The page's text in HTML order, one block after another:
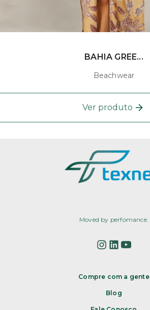
BAHIA GREE...
Beachwear
Ver produto
Moved by perfomance.
Compre com a gente
Blog